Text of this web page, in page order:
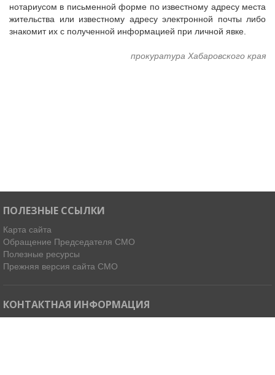
Лучшие практики ТОС
ЮРИДИЧЕСКИЙ СОВЕТ
нотариусом в письменной форме по известному адресу места
жительства или известному адресу электронной почты либо
знакомит их с полученной информацией при личной явке.
прокуратура Хабаровского края
ПОЛЕЗНЫЕ ССЫЛКИ
Карта сайта
Обращение Председателя СМО
Полезные ресурсы
Прежняя версия сайта СМО
КОНТАКТНАЯ ИНФОРМАЦИЯ